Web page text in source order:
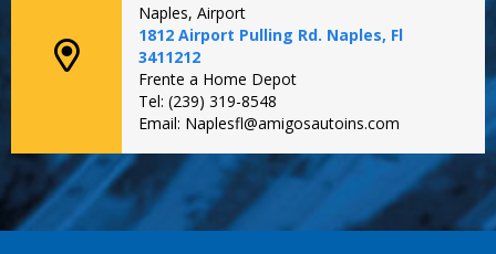
Naples, Airport
1812 Airport Pulling Rd. Naples, Fl
3411212
Frente a Home Depot
Tel: (239) 319-8548
Email: Naplesfl@amigosautoins.com